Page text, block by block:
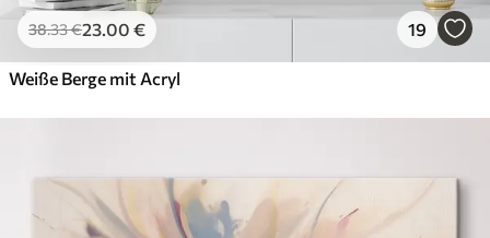
38.33€23.00 € 19
Weiße Berge mit Acryl